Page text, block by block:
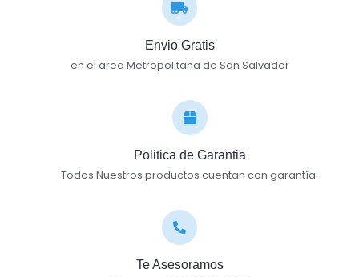
Envio Gratis
en el área Metropolitana de San Salvador
Politica de Garantia
Todos Nuestros productos cuentan con garantía.
Te Asesoramos